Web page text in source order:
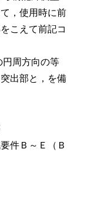
，使用時に前
こえて前記コ
周方向の等
出部と，を備
件Ｂ～Ｅ（Ｂ